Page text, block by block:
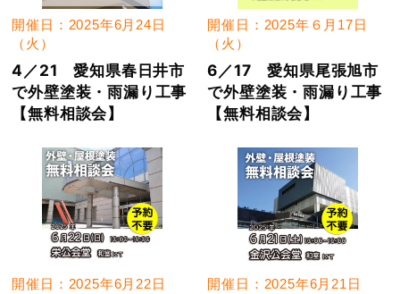
開催日：2025年6月24日
（火）
4／21 愛知県春日井市
で外壁塗装・雨漏り工事
【無料相談会】
開催日：2025年６月17日
（火）
6／17 愛知県尾張旭市
で外壁塗装・雨漏り工事
【無料相談会】
開催日：2025年6月22日
開催日：2025年6月21日